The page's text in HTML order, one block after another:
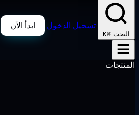
⌘K
تسجيل الدخول ابدأ الآن